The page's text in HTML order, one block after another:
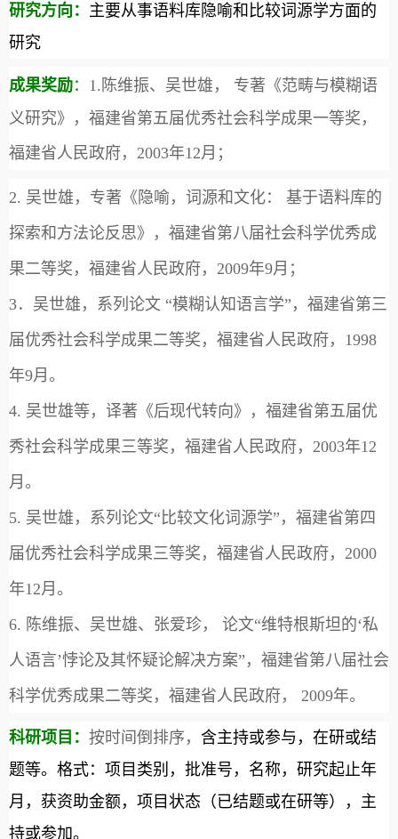
研究方向： 主要从事语料库隐喻和比较词源学方面的
研究
成果奖励： 1. 陈维振、吴世雄， 专著《范畴与模糊语
义研究》，福建省第五届优秀社会科学成果一等奖，
福建省人民政府， 2003年12月；
2. 吴世雄，专著《隐喻，词源和文化： 基于语料库的
探索和方法论反思》，福建省第八届社会科学优秀成
果二等奖，福建省人民政府， 2009年9月；
3．吴世雄，系列论文 “模糊认知语言学”，福建省第三
届优秀社会科学成果二等奖，福建省人民政府， 1998
年9月。
4. 吴世雄等，译著《后现代转向》，福建省第五届优
秀社会科学成果三等奖，福建省人民政府， 2003年12
月。
5. 吴世雄，系列论文“比较文化词源学”，福建省第四
届优秀社会科学成果三等奖，福建省人民政府， 2000
年12月。
6. 陈维振、吴世雄、张爱珍， 论文“维特根斯坦的‘私
人语言’悖论及其怀疑论解决方案”，福建省第八届社会
科学优秀成果二等奖，福建省人民政府， 2009年。
科研项目： 按时间倒排序， 含主持或参与，在研或结
题等。格式：项目类别，批准号，名称，研究起止年
月，获资助金额，项目状态（已结题或在研等），主
持或参加。